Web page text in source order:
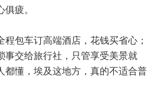
疲。
包车订高端酒店，花钱买省心；
事交给旅行社，只管享受美景就
都懂，埃及这地方，真的不适合普